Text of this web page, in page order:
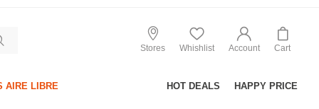
Stores Whishlist Account Cart
AIRE LIBRE HOT DEALS HAPPY PRICE